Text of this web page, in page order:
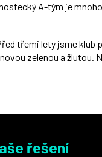
A-tým je
třemi lety jsme klub
zelenou a žlutou.
řešení